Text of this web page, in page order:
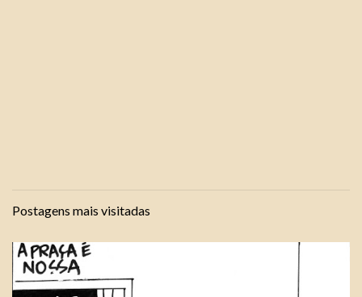
Postagens mais visitadas